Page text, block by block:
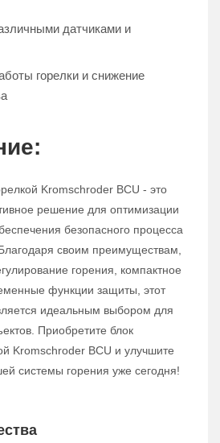
датчиками и
горелки и снижение
Kromschroder BCU - это
решение для оптимизации
безопасного процесса
своим преимуществам,
горения, компактное
функции защиты, этот
идеальным выбором для
Приобретите блок
Kromschroder BCU и улучшите
системы горения уже сегодня!